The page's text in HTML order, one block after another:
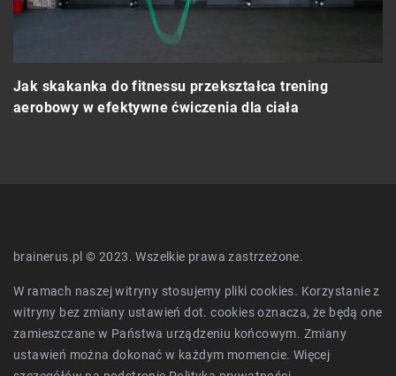
Jak skakanka do fitnessu przekształca trening
aerobowy w efektywne ćwiczenia dla ciała
brainerus.pl © 2023. Wszelkie prawa zastrzeżone.
W ramach naszej witryny stosujemy pliki cookies. Korzystanie z
witryny bez zmiany ustawień dot. cookies oznacza, że będą one
zamieszczane w Państwa urządzeniu końcowym. Zmiany
ustawień można dokonać w każdym momencie. Więcej